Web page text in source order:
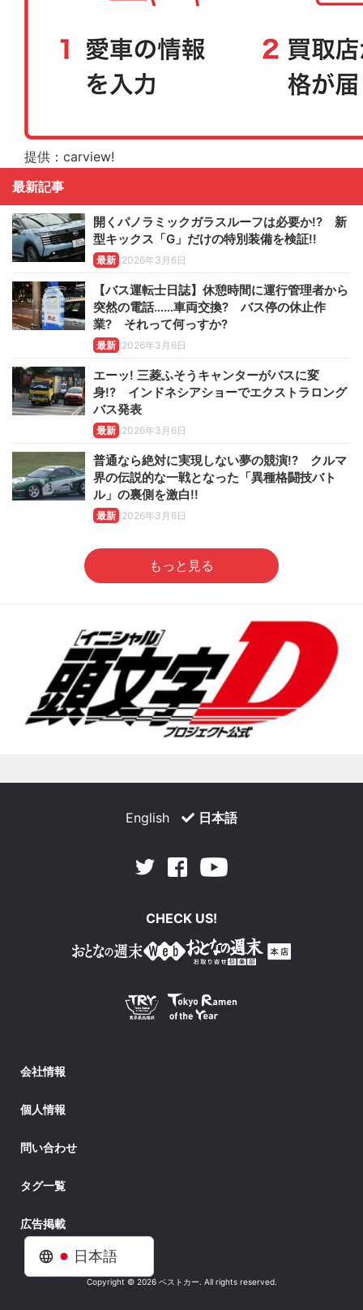
日本語
提供：carview!
最新記事
開くパノラミックガラスルーフは必要か!? 新
型キックス「G」だけの特別装備を検証!!
最新 2026年3月6日
【バス運転士日誌】休憩時間に運行管理者から
突然の電話……車両交換? バス停の休止作
業? それって何っすか?
最新 2026年3月6日
エーッ! 三菱ふそうキャンターがバスに変
身!? インドネシアショーでエクストラロング
バス発表
最新 2026年3月6日
普通なら絶対に実現しない夢の競演!? クルマ
界の伝説的な一戦となった「異種格闘技バト
ル」の裏側を激白!!
最新 2026年3月6日
もっと見る
English 日本語
Twitter Facebook
CHECK US!
会社情報
個人情報
問い合わせ
タグ一覧
広告掲載
Copyright © 2026 ベストカー. All rights reserved.